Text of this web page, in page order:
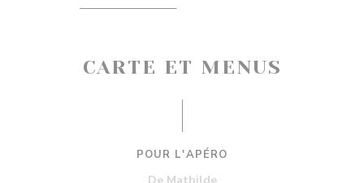
CARTE ET MENUS
POUR L'APÉRO